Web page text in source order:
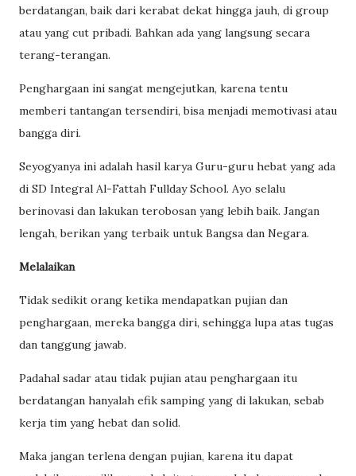
berdatangan, baik dari kerabat dekat hingga jauh, di group
atau yang cut pribadi. Bahkan ada yang langsung secara
terang-terangan.
Penghargaan ini sangat mengejutkan, karena tentu
memberi tantangan tersendiri, bisa menjadi memotivasi atau
bangga diri.
Seyogyanya ini adalah hasil karya Guru-guru hebat yang ada
di SD Integral Al-Fattah Fullday School. Ayo selalu
berinovasi dan lakukan terobosan yang lebih baik. Jangan
lengah, berikan yang terbaik untuk Bangsa dan Negara.
Melalaikan
Tidak sedikit orang ketika mendapatkan pujian dan
penghargaan, mereka bangga diri, sehingga lupa atas tugas
dan tanggung jawab.
Padahal sadar atau tidak pujian atau penghargaan itu
berdatangan hanyalah efik samping yang di lakukan, sebab
kerja tim yang hebat dan solid.
Maka jangan terlena dengan pujian, karena itu dapat